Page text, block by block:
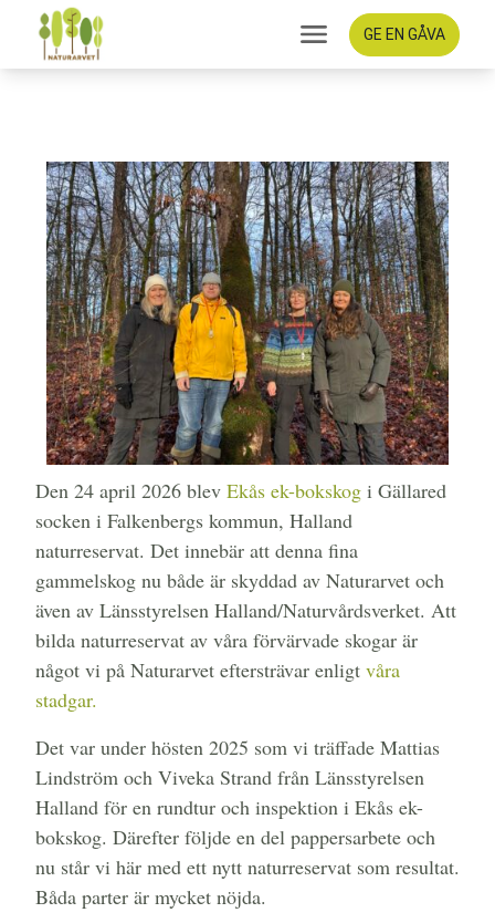
GE EN GÅVA
Den 24 april 2026 blev Ekås ek-bokskog i Gällared
socken i Falkenbergs kommun, Halland
naturreservat. Det innebär att denna fina
gammelskog nu både är skyddad av Naturarvet och
även av Länsstyrelsen Halland/Naturvårdsverket. Att
bilda naturreservat av våra förvärvade skogar är
något vi på Naturarvet eftersträvar enligt våra
stadgar.
Det var under hösten 2025 som vi träffade Mattias
Lindström och Viveka Strand från Länsstyrelsen
Halland för en rundtur och inspektion i Ekås ek-
bokskog. Därefter följde en del pappersarbete och
nu står vi här med ett nytt naturreservat som resultat.
Båda parter är mycket nöjda.